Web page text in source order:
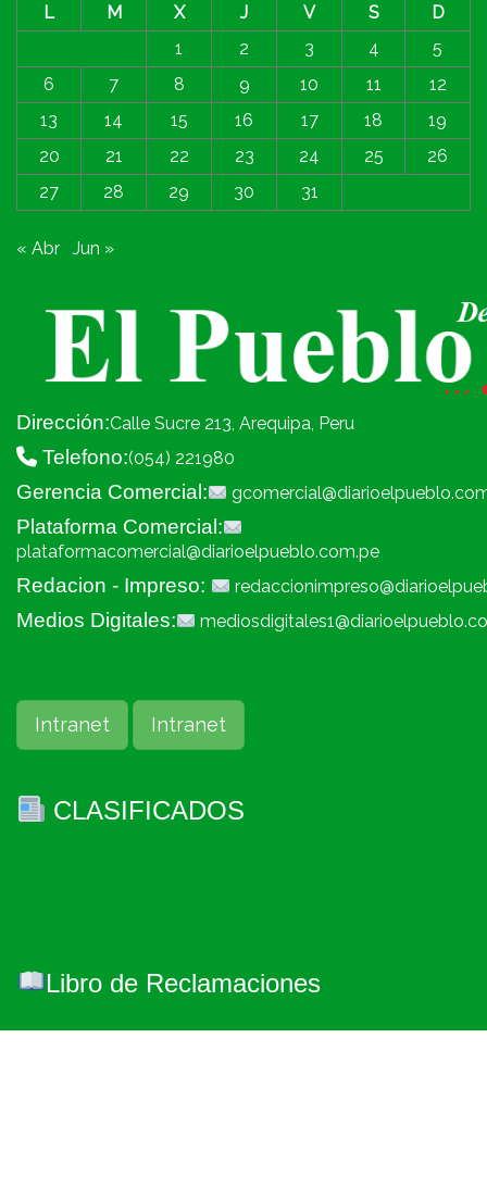
L
M X J V S
D
1
2 3 4
5
6
7 8 9 10 11
12
13
14 15 16 17 18
19
20
21 22 23 24 25
26
27
28 29 30 31
« Abr Jun »
Dirección:Calle Sucre 213, Arequipa, Peru
Telefono:(054) 221980
Gerencia Comercial:
Plataforma Comercial:
plataformacomercial@diarioelpueblo.com.pe
Redacion - Impreso:
Medios Digitales:
Intranet Intranet
CLASIFICADOS
Libro de Reclamaciones